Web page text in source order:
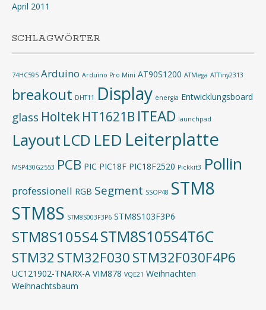
April 2011
SCHLAGWÖRTER
74HC595 Arduino Arduino Pro Mini AT90S1200 ATMega ATTiny2313
breakout DHT11 Display energia Entwicklungsboard
glass Holtek HT1621B ITEAD launchpad
Layout LCD LED Leiterplatte
MSP430G2553 PCB PIC PIC18F PIC18F2520 Pickkit3 Pollin
professionell RGB Segment SSOP48 STM8
STM8S STM8S003F3P6 STM8S103F3P6
STM8S105S4STM8S105S4T6C
STM32 STM32F030STM32F030F4P6
UC121902-TNARX-A VIM878 VQE21 Weihnachten
Weihnachtsbaum